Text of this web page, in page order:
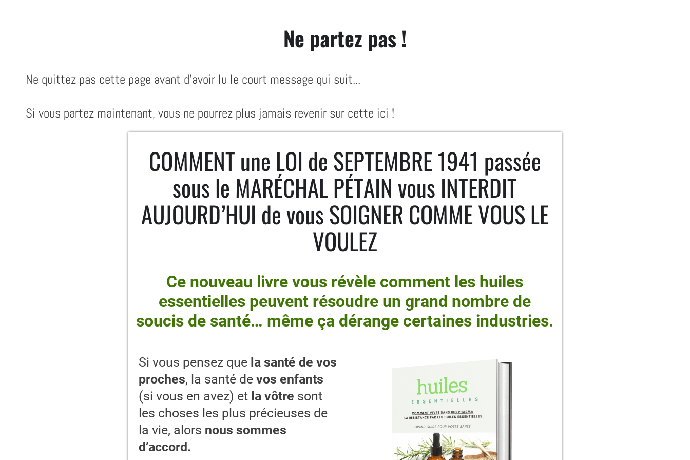
Ne partez pas !
Ne quittez pas cette page avant d'avoir lu le court message qui suit...
Si vous partez maintenant, vous ne pourrez plus jamais revenir sur cette ici !
COMMENT une LOI de SEPTEMBRE 1941 passée
sous le MARÉCHAL PÉTAIN vous INTERDIT
AUJOURD’HUI de vous SOIGNER COMME VOUS LE
VOULEZ
Ce nouveau livre vous révèle comment les huiles
essentielles peuvent résoudre un grand nombre de
soucis de santé… même ça dérange certaines industries.
Si vous pensez que la santé de vos
proches, la santé de vos enfants
(si vous en avez) et la vôtre sont
les choses les plus précieuses de
la vie, alors nous sommes
d’accord.